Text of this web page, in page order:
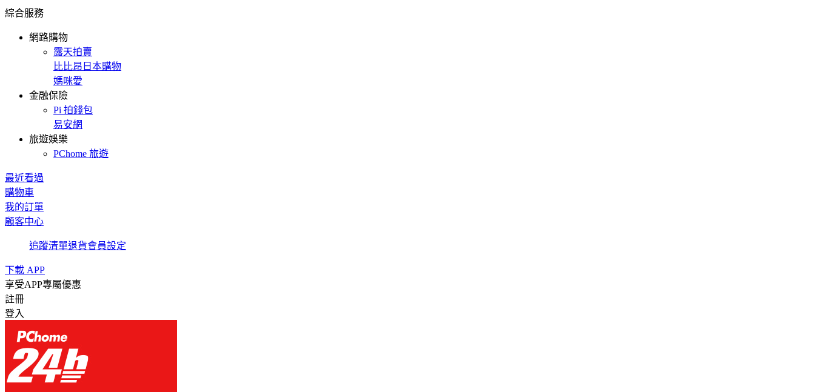
綜合服務
網路購物
露天拍賣
比比昂日本購物
媽咪愛
金融保險
Pi 拍錢包
易安網
旅遊娛樂
PChome 旅遊
最近看過
購物車
我的訂單
顧客中心
追蹤清單退貨會員設定
下載 APP
享受APP專屬優惠
註冊
登入